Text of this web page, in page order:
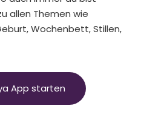
allen Themen wie
Wochenbett, Stillen,
App starten